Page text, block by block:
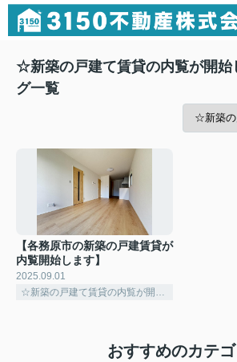
☆新築の戸建て賃貸の内覧が開
グ一覧
【各務原市の新築の戸建賃貸が
内覧開始します】
2025.09.01
おすすめのカテゴ